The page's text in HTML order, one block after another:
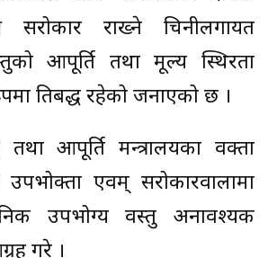
सरोकार राख्ने चिनीलगायत
आपूर्ति तथा मूल्य स्थिरता
प्रतिबद्ध रहेको जनाएको छ ।
आपूर्ति मन्त्रालयका प्रवक्ता
उपभोक्ता एवम् सरोकारवालामा
उपभोग्य वस्तु अनावश्यक
गरे ।